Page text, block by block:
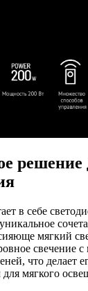
решение
в себе
мягкий
свечение
что делает
мягкого